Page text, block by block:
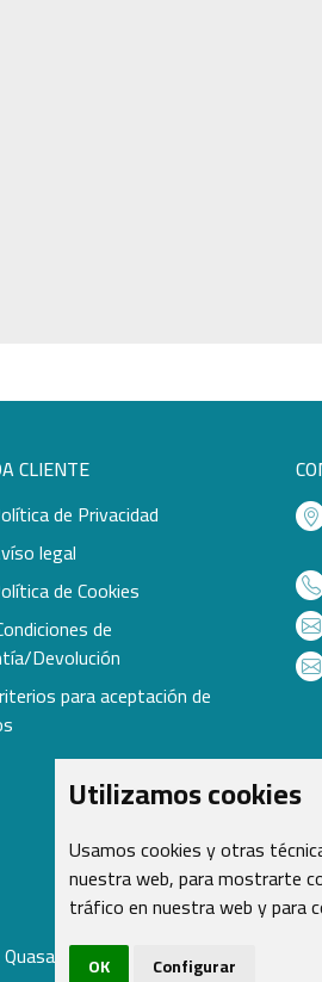
Utilizamos cookies
Usamos cookies y otras
nuestra web, para mostrarte
tráfico en nuestra web y para
OK Configurar
CLIENTE
de Privacidad
legal
de Cookies
de
Devolución
para aceptación de
S.L. | Todos los derechos